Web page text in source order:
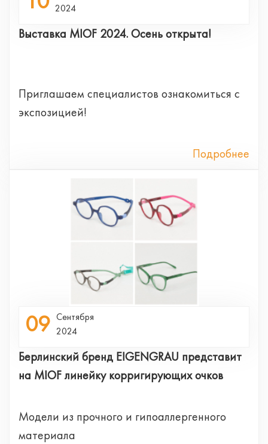
2024
Выставка MIOF 2024. Осень открыта!
Приглашаем специалистов ознакомиться с
экспозицией!
Подробнее
09 Сентября
2024
Берлинский бренд EIGENGRAU представит
на MIOF линейку корригирующих очков
Модели из прочного и гипоаллергенного
материала